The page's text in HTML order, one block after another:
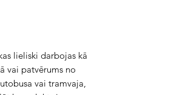
lieliski darbojas kā
vai patvērums no
vai tramvaja,